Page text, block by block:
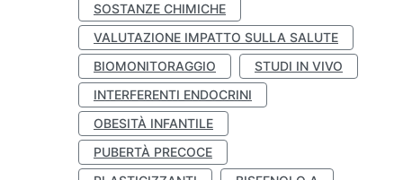
SOSTANZE CHIMICHE
VALUTAZIONE IMPATTO SULLA SALUTE
BIOMONITORAGGIO
STUDI IN VIVO
INTERFERENTI ENDOCRINI
OBESITÀ INFANTILE
PUBERTÀ PRECOCE